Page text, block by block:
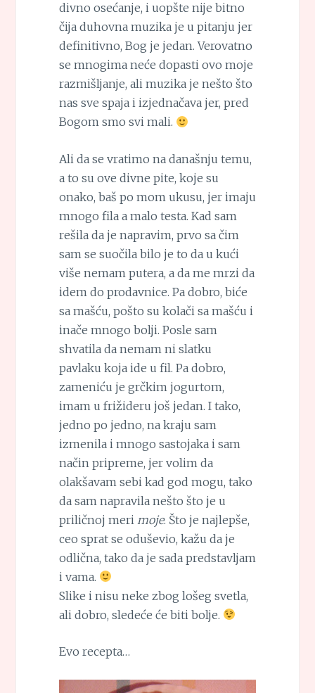
divno osećanje, i uopšte nije bitno
čija duhovna muzika je u pitanju jer
definitivno, Bog je jedan. Verovatno
se mnogima neće dopasti ovo moje
razmišljanje, ali muzika je nešto što
nas sve spaja i izjednačava jer, pred
Bogom smo svi mali.
Ali da se vratimo na današnju temu,
a to su ove divne pite, koje su
onako, baš po mom ukusu, jer imaju
mnogo fila a malo testa. Kad sam
rešila da je napravim, prvo sa čim
sam se suočila bilo je to da u kući
više nemam putera, a da me mrzi da
idem do prodavnice. Pa dobro, biće
sa mašću, pošto su kolači sa mašću i
inače mnogo bolji. Posle sam
shvatila da nemam ni slatku
pavlaku koja ide u fil. Pa dobro,
zameniću je grčkim jogurtom,
imam u frižideru još jedan. I tako,
jedno po jedno, na kraju sam
izmenila i mnogo sastojaka i sam
način pripreme, jer volim da
olakšavam sebi kad god mogu, tako
da sam napravila nešto što je u
priličnoj meri moje. Što je najlepše,
ceo sprat se oduševio, kažu da je
odlična, tako da je sada predstavljam
i vama.
Slike i nisu neke zbog lošeg svetla,
ali dobro, sledeće će biti bolje.
Evo recepta…